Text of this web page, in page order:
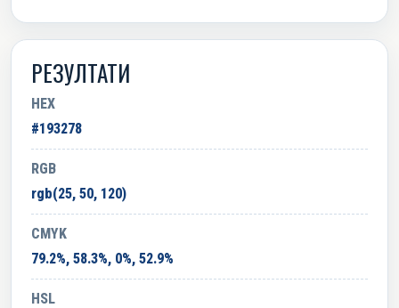
РЕЗУЛТАТИ
HEX
#193278
RGB
rgb(25, 50, 120)
CMYK
79.2%, 58.3%, 0%, 52.9%
HSL